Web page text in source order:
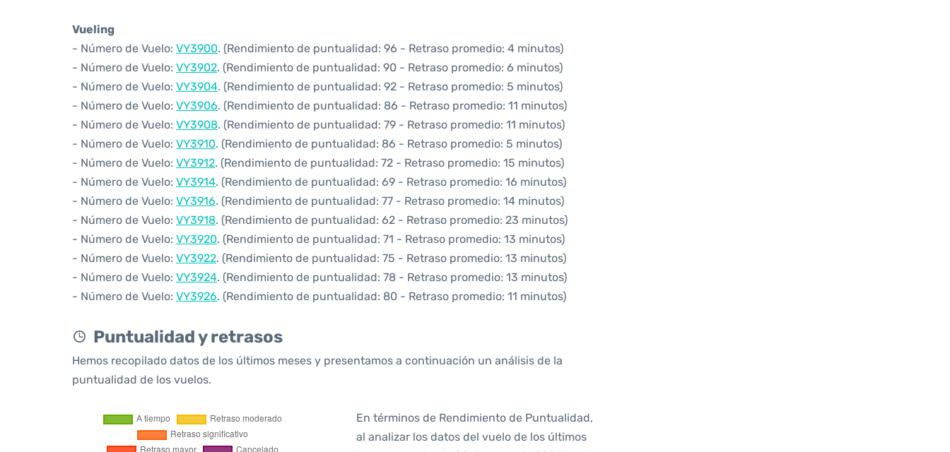
Vueling
- Número de Vuelo: VY3900. (Rendimiento de puntualidad: 96 - Retraso promedio: 4 minutos)
- Número de Vuelo: VY3902. (Rendimiento de puntualidad: 90 - Retraso promedio: 6 minutos)
- Número de Vuelo: VY3904. (Rendimiento de puntualidad: 92 - Retraso promedio: 5 minutos)
- Número de Vuelo: VY3906. (Rendimiento de puntualidad: 86 - Retraso promedio: 11 minutos)
- Número de Vuelo: VY3908. (Rendimiento de puntualidad: 79 - Retraso promedio: 11 minutos)
- Número de Vuelo: VY3910. (Rendimiento de puntualidad: 86 - Retraso promedio: 5 minutos)
- Número de Vuelo: VY3912. (Rendimiento de puntualidad: 72 - Retraso promedio: 15 minutos)
- Número de Vuelo: VY3914. (Rendimiento de puntualidad: 69 - Retraso promedio: 16 minutos)
- Número de Vuelo: VY3916. (Rendimiento de puntualidad: 77 - Retraso promedio: 14 minutos)
- Número de Vuelo: VY3918. (Rendimiento de puntualidad: 62 - Retraso promedio: 23 minutos)
- Número de Vuelo: VY3920. (Rendimiento de puntualidad: 71 - Retraso promedio: 13 minutos)
- Número de Vuelo: VY3922. (Rendimiento de puntualidad: 75 - Retraso promedio: 13 minutos)
- Número de Vuelo: VY3924. (Rendimiento de puntualidad: 78 - Retraso promedio: 13 minutos)
- Número de Vuelo: VY3926. (Rendimiento de puntualidad: 80 - Retraso promedio: 11 minutos)
Puntualidad y retrasos
Hemos recopilado datos de los últimos meses y presentamos a continuación un análisis de la
puntualidad de los vuelos.
En términos de Rendimiento de Puntualidad,
al analizar los datos del vuelo de los últimos